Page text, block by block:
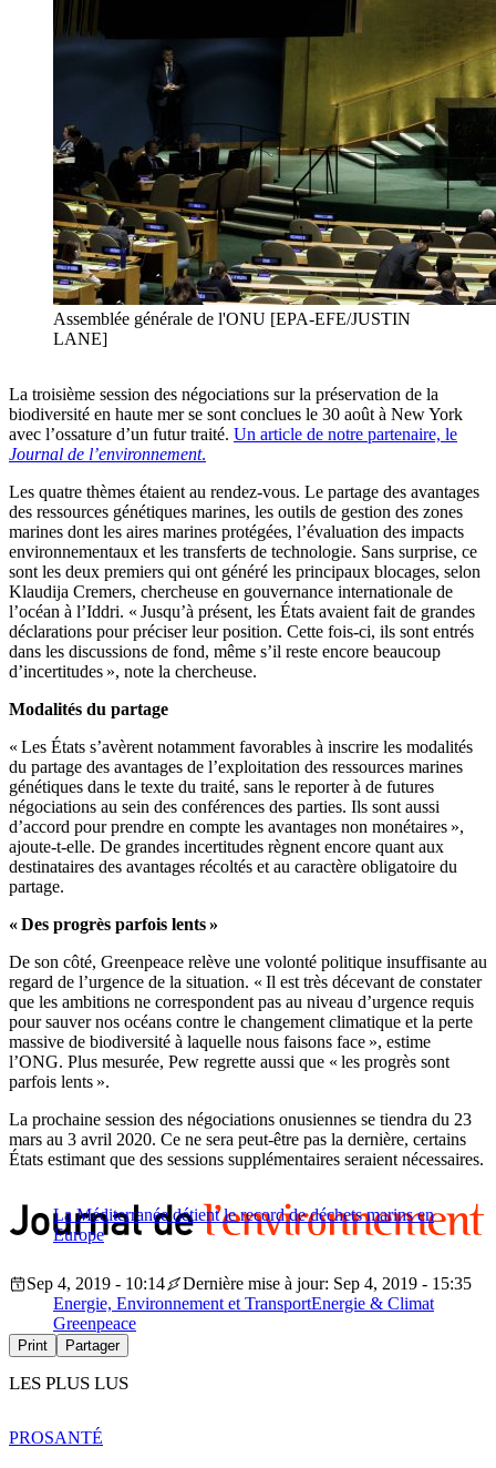
Assemblée générale de l'ONU [EPA-EFE/JUSTIN
LANE]
La troisième session des négociations sur la préservation de la
biodiversité en haute mer se sont conclues le 30 août à New York
avec l’ossature d’un futur traité. Un article de notre partenaire, le
Journal de l’environnement.
Les quatre thèmes étaient au rendez-vous. Le partage des avantages
des ressources génétiques marines, les outils de gestion des zones
marines dont les aires marines protégées, l’évaluation des impacts
environnementaux et les transferts de technologie. Sans surprise, ce
sont les deux premiers qui ont généré les principaux blocages, selon
Klaudija Cremers, chercheuse en gouvernance internationale de
l’océan à l’Iddri. « Jusqu’à présent, les États avaient fait de grandes
déclarations pour préciser leur position. Cette fois-ci, ils sont entrés
dans les discussions de fond, même s’il reste encore beaucoup
d’incertitudes », note la chercheuse.
Modalités du partage
« Les États s’avèrent notamment favorables à inscrire les modalités
du partage des avantages de l’exploitation des ressources marines
génétiques dans le texte du traité, sans le reporter à de futures
négociations au sein des conférences des parties. Ils sont aussi
d’accord pour prendre en compte les avantages non monétaires »,
ajoute-t-elle. De grandes incertitudes règnent encore quant aux
destinataires des avantages récoltés et au caractère obligatoire du
partage.
« Des progrès parfois lents »
De son côté, Greenpeace relève une volonté politique insuffisante au
regard de l’urgence de la situation. « Il est très décevant de constater
que les ambitions ne correspondent pas au niveau d’urgence requis
pour sauver nos océans contre le changement climatique et la perte
massive de biodiversité à laquelle nous faisons face », estime
l’ONG. Plus mesurée, Pew regrette aussi que « les progrès sont
parfois lents ».
La prochaine session des négociations onusiennes se tiendra du 23
mars au 3 avril 2020. Ce ne sera peut-être pas la dernière, certains
États estimant que des sessions supplémentaires seraient nécessaires.
La Méditerranée détient le record de déchets marins en
Europe
Sep 4, 2019 - 10:14
Dernière mise à jour: Sep 4, 2019 - 15:35
Energie, Environnement et TransportEnergie & Climat
Greenpeace
Print Partager
LES PLUS LUS
PROSANTÉ